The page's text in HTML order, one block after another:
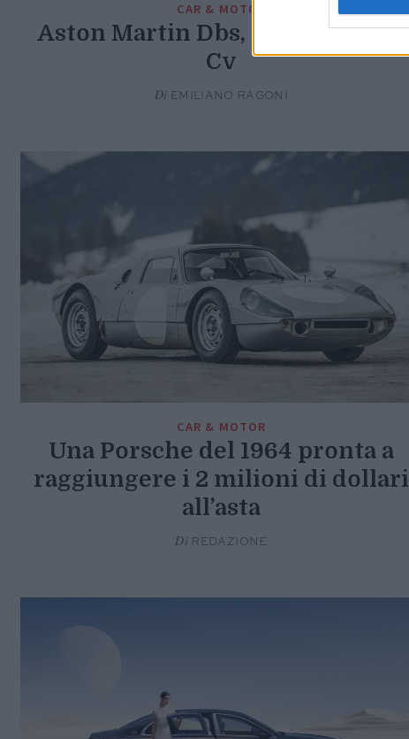
CAR & MOTOR
Aston Martin Dbs, l’addio da 770
Cv
Di EMILIANO RAGONI
CAR & MOTOR
Una Porsche del 1964 pronta a
raggiungere i 2 milioni di dollari
all’asta
Di REDAZIONE